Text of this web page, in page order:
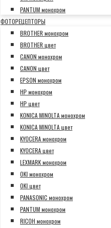
PANTUM монохром
ФОТОРЕЦЕПТОРЫ
BROTHER монохром
BROTHER цвет
CANON монохром
CANON цвет
EPSON монохром
HP монохром
HP цвет
KONICA MINOLTA монохром
KONICA MINOLTA цвет
KYOCERA монохром
KYOCERA цвет
LEXMARK монохром
OKI монохром
OKI цвет
PANASONIC монохром
PANTUM монохром
RICOH монохром